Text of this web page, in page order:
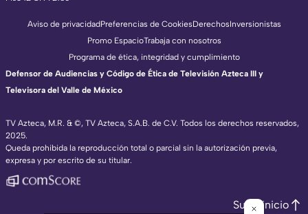
TV Azteca, M.R. & ©, TV Azteca, S.A.B. de C.V. Todos los derechos reservados,
2025.
Queda prohibida la reproducción total o parcial sin la autorización previa,
expresa y por escrito de su titular.
Aviso de privacidadPreferencias de CookiesDerechosInversionistas
Promo EspacioTrabaja con nosotros
Programa de ética, integridad y cumplimiento
Defensor de Audiencias y Código de Ética de Televisión Azteca III y
Televisora del Valle de México
Subir inicio